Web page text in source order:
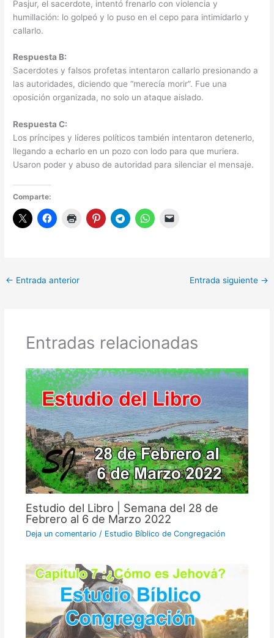
Pasjur, el sacerdote, intentó frenarlo con violencia y
humillación: lo golpeó y lo puso en el cepo para intimidarlo y
callarlo.
Respuesta B:
Sacerdotes y falsos profetas intentaron callarlo presionando a
las autoridades, diciendo que “merecía morir”. Fue una
oposición organizada, no solo un ataque aislado.
Respuesta C:
Los príncipes y líderes políticos también intentaron detenerlo,
llegando a echarlo en un pozo con lodo para que muriera.
Usaron poder y abuso de autoridad para silenciar el mensaje.
Comparte:
← Entrada anterior Entrada siguiente →
Entradas relacionadas
Estudio del Libro | Semana del 28 de
Febrero al 6 de Marzo 2022
Deja un comentario / Estudio Bíblico de Congregación